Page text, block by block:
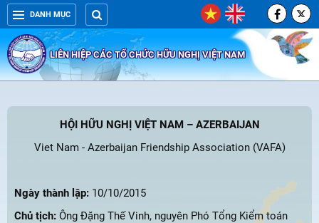
DANH MỤC
LIÊN HIỆP CÁC TỔ CHỨC HỮU NGHỊ VIỆT NAM
HỘI HỮU NGHỊ VIỆT NAM – AZERBAIJAN
Viet Nam - Azerbaijan Friendship Association (VAFA)
Ngày thành lập: 10/10/2015
Chủ tịch: Ông Đặng Thế Vinh, nguyên Phó Tổng Kiểm toán